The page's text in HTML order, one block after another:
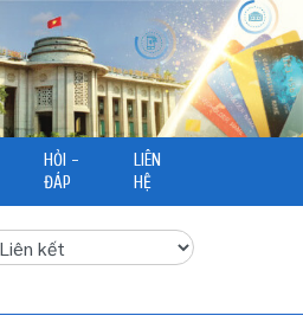
HỎI -
ĐÁP
LIÊN
HỆ